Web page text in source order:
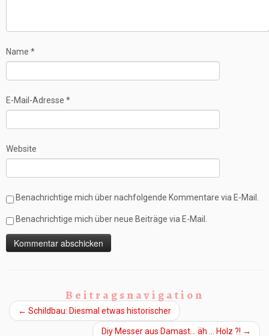
Name *
E-Mail-Adresse *
Website
Benachrichtige mich über nachfolgende Kommentare via E-Mail.
Benachrichtige mich über neue Beiträge via E-Mail.
Beitragsnavigation
← Schildbau: Diesmal etwas historischer
Diy Messer aus Damast… äh … Holz ?! →